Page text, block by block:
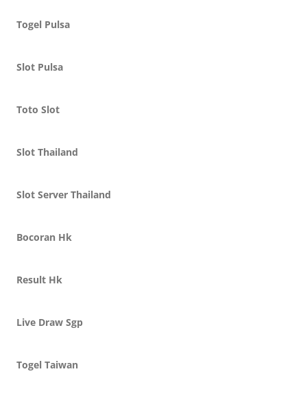
Togel Pulsa
Slot Pulsa
Toto Slot
Slot Thailand
Slot Server Thailand
Bocoran Hk
Result Hk
Live Draw Sgp
Togel Taiwan